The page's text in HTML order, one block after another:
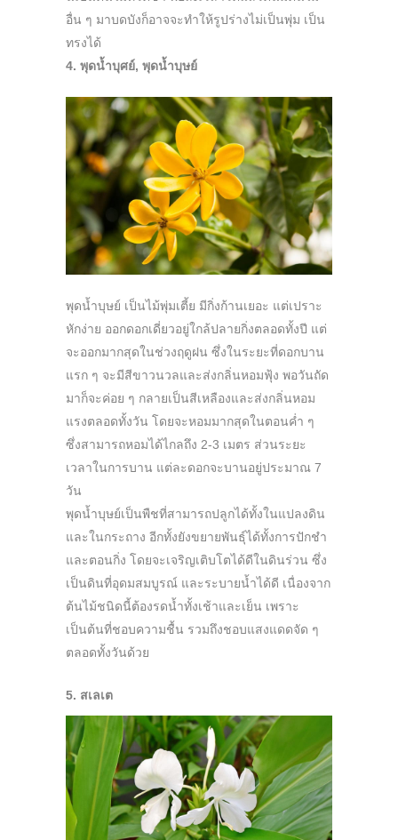
อื่น ๆ มาบดบังก็อาจจะทำให้รูปร่างไม่เป็นพุ่ม เป็น
ทรงได้
4. พุดน้ำบุศย์, พุดน้ำบุษย์
พุดน้ำบุษย์ เป็นไม้พุ่มเตี้ย มีกิ่งก้านเยอะ แต่เปราะ
หักง่าย ออกดอกเดี่ยวอยู่ใกล้ปลายกิ่งตลอดทั้งปี แต่
จะออกมากสุดในช่วงฤดูฝน ซึ่งในระยะที่ดอกบาน
แรก ๆ จะมีสีขาวนวลและส่งกลิ่นหอมฟุ้ง พอวันถัด
มาก็จะค่อย ๆ กลายเป็นสีเหลืองและส่งกลิ่นหอม
แรงตลอดทั้งวัน โดยจะหอมมากสุดในตอนค่ำ ๆ
ซึ่งสามารถหอมได้ไกลถึง 2-3 เมตร ส่วนระยะ
เวลาในการบาน แต่ละดอกจะบานอยู่ประมาณ 7
วัน
พุดน้ำบุษย์เป็นพืชที่สามารถปลูกได้ทั้งในแปลงดิน
และในกระถาง อีกทั้งยังขยายพันธุ์ได้ทั้งการปักชำ
และตอนกิ่ง โดยจะเจริญเติบโตได้ดีในดินร่วน ซึ่ง
เป็นดินที่อุดมสมบูรณ์ และระบายน้ำได้ดี เนื่องจาก
ต้นไม้ชนิดนี้ต้องรดน้ำทั้งเช้าและเย็น เพราะ
เป็นต้นที่ชอบความชื้น รวมถึงชอบแสงแดดจัด ๆ
ตลอดทั้งวันด้วย
5. สเลเต